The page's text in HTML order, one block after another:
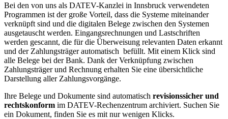
Bei den von uns als DATEV-Kanzlei in Innsbruck verwendeten
Programmen ist der große Vorteil, dass die Systeme miteinander
verknüpft sind und die digitalen Belege zwischen den Systemen
ausgetauscht werden. Eingangsrechnungen und Lastschriften
werden gescannt, die für die Überweisung relevanten Daten erkannt
und der Zahlungsträger automatisch befüllt. Mit einem Klick sind
alle Belege bei der Bank. Dank der Verknüpfung zwischen
Zahlungsträger und Rechnung erhalten Sie eine übersichtliche
Darstellung aller Zahlungsvorgänge.
Ihre Belege und Dokumente sind automatisch revisionssicher und
rechtskonform im DATEV-Rechenzentrum archiviert. Suchen Sie
ein Dokument, finden Sie es mit nur wenigen Klicks.